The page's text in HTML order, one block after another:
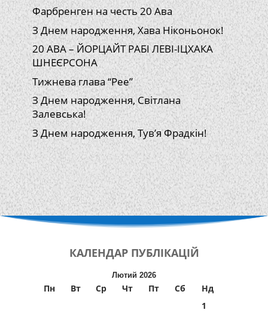
Фарбренген на честь 20 Ава
З Днем народження, Хава Ніконьонок!
20 АВА – ЙОРЦАЙТ РАБІ ЛЕВІ-ІЦХАКА
ШНЕЄРСОНА
Тижнева глава “Рее”
З Днем народження, Світлана
Залевська!
З Днем народження, Тув’я Фрадкін!
КАЛЕНДАР ПУБЛІКАЦІЙ
Лютий 2026
Пн Вт Ср Чт Пт Сб
Нд
1